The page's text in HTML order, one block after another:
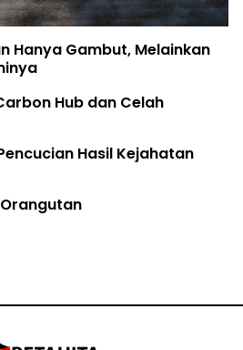
Hanya Gambut, Melainkan
Hub dan Celah
Hasil Kejahatan